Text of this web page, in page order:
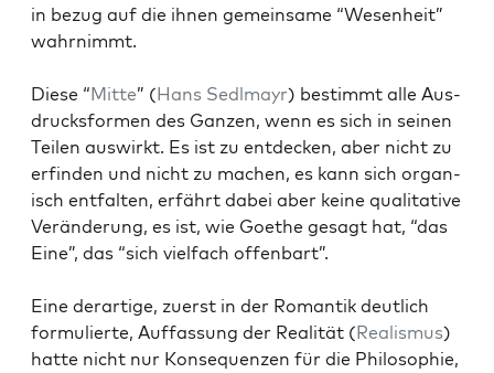
in bezug auf die ihnen gemein­same “Wesen­heit”
wahrn­immt.
Diese “Mitte” (Hans Sedl­mayr) bes­timmt alle Aus­
drucks­for­men des Ganzen, wenn es sich in seinen
Teilen auswirkt. Es ist zu ent­deck­en, aber nicht zu
erfind­en und nicht zu machen, es kann sich organ­
isch ent­fal­ten, erfährt dabei aber keine qual­i­ta­tive
Verän­derung, es ist, wie Goethe gesagt hat, “das
Eine”, das “sich vielfach offen­bart”.
Eine der­ar­tige, zuerst in der Roman­tik deut­lich
for­mulierte, Auf­fas­sung der Real­ität (Real­is­mus)
hat­te nicht nur Kon­se­quen­zen für die Philoso­phie,